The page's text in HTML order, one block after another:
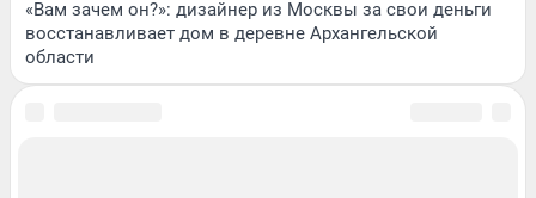
«Вам зачем он?»: дизайнер из Москвы за свои деньги
восстанавливает дом в деревне Архангельской
области